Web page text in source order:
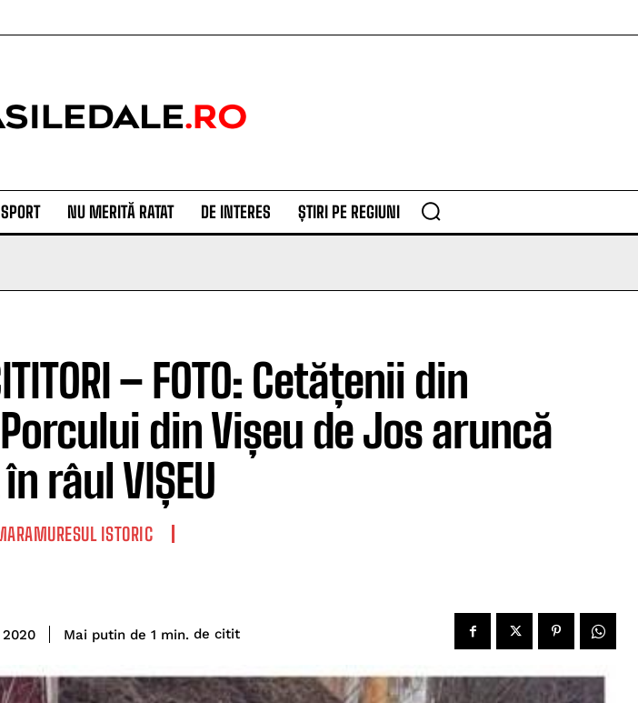
SPORT NU MERITĂ RATAT DE INTERES ȘTIRI PE REGIUNI
– FOTO: Cetățenii din
din Vișeu de Jos aruncă
râul VIȘEU
ISTORIC
Mai putin de 1 min. de citit